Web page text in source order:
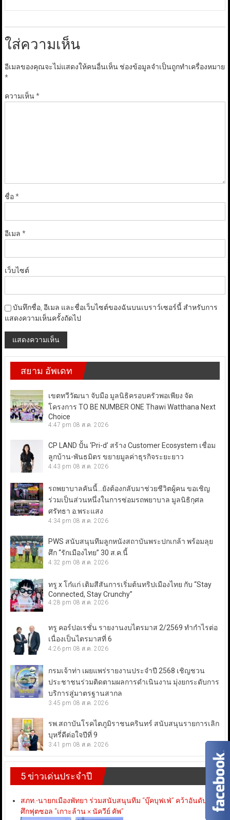
ใส่ความเห็น
อีเมลของคุณจะไม่แสดงให้คนอื่นเห็น ช่องข้อมูลจำเป็นถูกทำเครื่องหมาย
*
ความเห็น*
ชื่อ*
อีเมล *
เว็บไซต์
บันทึกชื่อ, อีเมล และชื่อเว็บไซต์ของฉันบนเบราว์เซอร์นี้ สำหรับการ
แสดงความเห็นครั้งถัดไป
สยาม อัพเดท
เขตทวีวัฒนา จับมือ มูลนิธิครอบครัวพอเพียง จัด
โครงการ TO BE NUMBER ONE Thawi Watthana Next
Choice
4:47 pm 08 ส.ค. 2026
CP LAND ปั้น ‘Pri-d’ สร้าง Customer Ecosystem เชื่อม
ลูกบ้าน-พันธมิตร ขยายมูลค่าธุรกิจระยะยาว
4:43 pm 08 ส.ค. 2026
รถพยาบาลคันนี้…ยังต้องกลับมาช่วยชีวิตผู้คน ขอเชิญ
ร่วมเป็นส่วนหนึ่งในการซ่อมรถพยาบาล มูลนิธิกุศล
ศรัทธา อ.พระแสง
4:34 pm 08 ส.ค. 2026
PWS สนับสนุนทีมลูกหนังสถาบันพระปกเกล้า พร้อมลุย
ศึก “รักเมืองไทย” 30 ส.ค.นี้
4:32 pm 08 ส.ค. 2026
ทรู x โก๋แก่ เติมสีสันการเริ่มต้นทริปเมืองไทย กับ “Stay
Connected, Stay Crunchy”
4:28 pm 08 ส.ค. 2026
ทรู คอร์ปอเรชั่น รายงานงบไตรมาส 2/2569 ทำกำไรต่อ
เนื่องเป็นไตรมาสที่ 6
4:26 pm 08 ส.ค. 2026
กรมเจ้าท่า เผยแพร่รายงานประจำปี 2568 เชิญชวน
ประชาชนร่วมติดตามผลการดำเนินงาน มุ่งยกระดับการ
บริการสู่มาตรฐานสากล
3:45 pm 08 ส.ค. 2026
รพ.สถาบันโรคไตภูมิราชนครินทร์ สนับสนุนรายการเลิก
บุหรี่ดีต่อใจปีที่ 9
3:41 pm 08 ส.ค. 2026
5 ข่าวเด่นประจำปี
สภท.-นายกเมืองพัทยา ร่วมสนับสนุนทีม “บุ๊คบุฟเฟ่” คว้าอันดับ 3
ศึกฟุตซอล “เกาะล้าน × นัควีย์ คัพ”